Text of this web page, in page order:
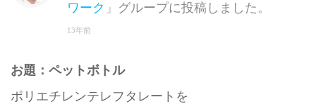
ワーク 」グループに投稿しました。
13年前
お題：ペットボトル
ポリエチレンテレフタレートを